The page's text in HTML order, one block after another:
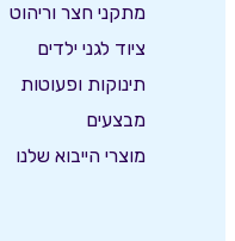
מתקני חצר וריהוט
ציוד לגני ילדים
תינוקות ופעוטות
מבצעים
מוצרי הייבוא שלנו